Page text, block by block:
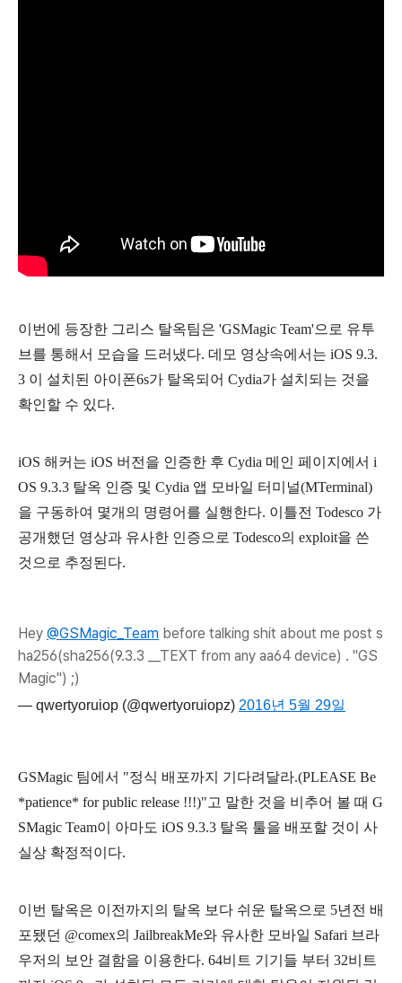
이번에 등장한 그리스 탈옥팀은 'GSMagic Team'으로 유투
브를 통해서 모습을 드러냈다. 데모 영상속에서는 iOS 9.3.
3 이 설치된 아이폰6s가 탈옥되어 Cydia가 설치되는 것을
확인할 수 있다.
iOS 해커는 iOS 버전을 인증한 후 Cydia 메인 페이지에서 i
OS 9.3.3 탈옥 인증 및 Cydia 앱 모바일 터미널(MTerminal)
을 구동하여 몇개의 명령어를 실행한다. 이틀전 Todesco 가
공개했던 영상과 유사한 인증으로 Todesco의 exploit을 쓴
것으로 추정된다.
Hey @GSMagic_Team before talking shit about me post s
ha256(sha256(9.3.3 __TEXT from any aa64 device) . "GS
Magic") ;)
— qwertyoruiop (@qwertyoruiopz) 2016년 5월 29일
GSMagic 팀에서 "정식 배포까지 기다려달라.(PLEASE Be
*patience* for public release !!!)"고 말한 것을 비추어 볼 때 G
SMagic Team이 아마도 iOS 9.3.3 탈옥 툴을 배포할 것이 사
실상 확정적이다.
이번 탈옥은 이전까지의 탈옥 보다 쉬운 탈옥으로 5년전 배
포됐던 @comex의 JailbreakMe와 유사한 모바일 Safari 브라
우저의 보안 결함을 이용한다. 64비트 기기들 부터 32비트